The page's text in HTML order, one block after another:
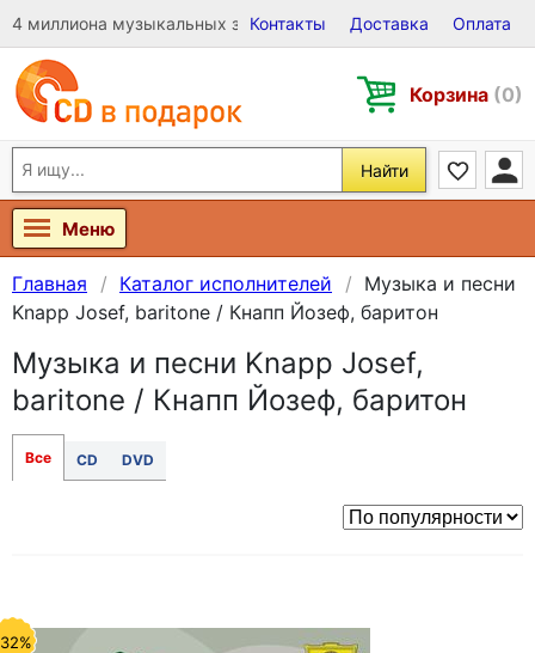
4 миллиона музыкальных записей на Виниле, CD и DVD
Контакты Доставка Оплата
Корзина (0)
Найти
Меню
Главная Каталог исполнителей
Музыка и песни
Knapp Josef, baritone / Кнапп Йозеф, баритон
Музыка и песни Knapp Josef,
baritone / Кнапп Йозеф, баритон
Все CD DVD